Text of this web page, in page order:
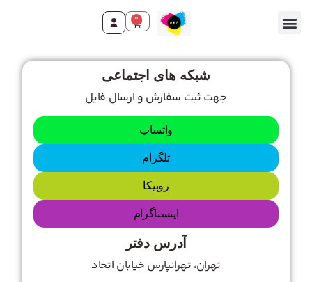
0
شبکه های اجتماعی
جهت ثبت سفارش و ارسال فایل
واتساپ
تلگرام
روبیکا
اینستاگرام
آدرس دفتر
تهران، تهرانپارس خیابان اتحاد